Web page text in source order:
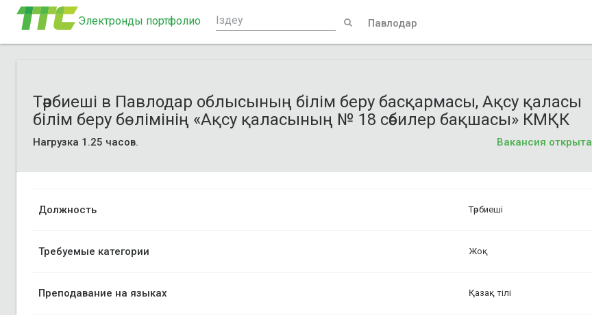
Электронды портфолио Павлодар
Тәрбиеші в Павлодар облысының білім беру басқармасы, Ақсу қаласы
білім беру бөлімінің «Ақсу қаласының № 18 сәбилер бақшасы» КМҚК
Нагрузка 1.25 часов. Вакансия открыта
Должность Тәрбиеші
Требуемые категории Жоқ
Преподавание на языках Қазақ тілі